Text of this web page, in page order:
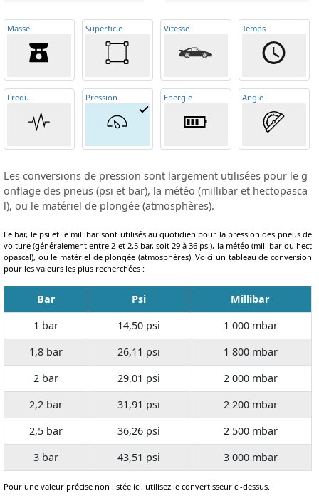
Masse Superficie Vitesse Temps
Frequ. Pression Energie Angle .
Les conversions de pression sont largement utilisées pour le g
onflage des pneus (psi et bar), la météo (millibar et hectopasca
l), ou le matériel de plongée (atmosphères).
Le bar, le psi et le millibar sont utilisés au quotidien pour la pression des pneus de
voiture (généralement entre 2 et 2,5 bar, soit 29 à 36 psi), la météo (millibar ou hect
opascal), ou le matériel de plongée (atmosphères). Voici un tableau de conversion
pour les valeurs les plus recherchées :
Bar Psi
Millibar
1 bar
14,50 psi
1 000 mbar
1,8 bar
26,11 psi
1 800 mbar
2 bar
29,01 psi
2 000 mbar
2,2 bar
31,91 psi
2 200 mbar
2,5 bar
36,26 psi
2 500 mbar
3 bar
43,51 psi 3 000 mbar
Pour une valeur précise non listée ici, utilisez le convertisseur ci-dessus.